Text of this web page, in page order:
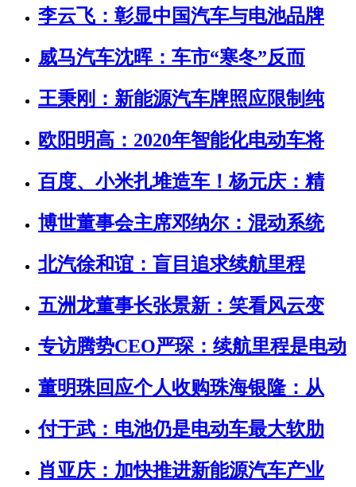
李云飞：彰显中国汽车与电池品牌
威马汽车沈晖：车市“寒冬”反而
王秉刚：新能源汽车牌照应限制纯
欧阳明高：2020年智能化电动车将
百度、小米扎堆造车！杨元庆：精
博世董事会主席邓纳尔：混动系统
北汽徐和谊：盲目追求续航里程
五洲龙董事长张景新：笑看风云变
专访腾势CEO严琛：续航里程是电动
董明珠回应个人收购珠海银隆：从
付于武：电池仍是电动车最大软肋
肖亚庆：加快推进新能源汽车产业